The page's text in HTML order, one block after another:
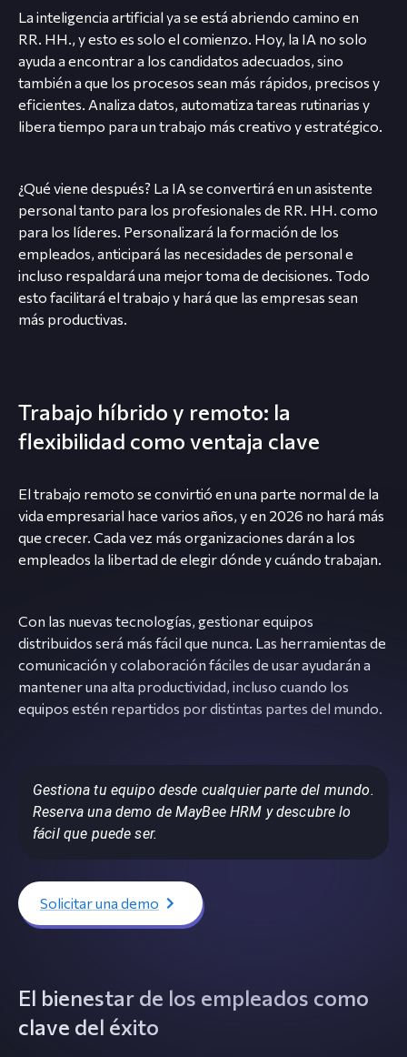
La inteligencia artificial ya se está abriendo camino en
RR. HH., y esto es solo el comienzo. Hoy, la IA no solo
ayuda a encontrar a los candidatos adecuados, sino
también a que los procesos sean más rápidos, precisos y
eficientes. Analiza datos, automatiza tareas rutinarias y
libera tiempo para un trabajo más creativo y estratégico.
¿Qué viene después? La IA se convertirá en un asistente
personal tanto para los profesionales de RR. HH. como
para los líderes. Personalizará la formación de los
empleados, anticipará las necesidades de personal e
incluso respaldará una mejor toma de decisiones. Todo
esto facilitará el trabajo y hará que las empresas sean
más productivas.
Trabajo híbrido y remoto: la
flexibilidad como ventaja clave
El trabajo remoto se convirtió en una parte normal de la
vida empresarial hace varios años, y en 2026 no hará más
que crecer. Cada vez más organizaciones darán a los
empleados la libertad de elegir dónde y cuándo trabajan.
Con las nuevas tecnologías, gestionar equipos
distribuidos será más fácil que nunca. Las herramientas de
comunicación y colaboración fáciles de usar ayudarán a
mantener una alta productividad, incluso cuando los
equipos estén repartidos por distintas partes del mundo.
Gestiona tu equipo desde cualquier parte del mundo.
Reserva una demo de MayBee HRM y descubre lo
fácil que puede ser.
Solicitar una demo
El bienestar de los empleados como
clave del éxito